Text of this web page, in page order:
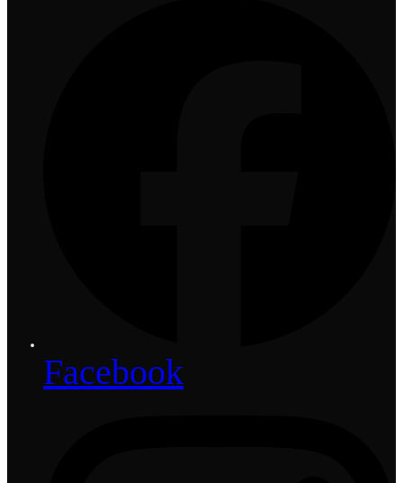
Facebook